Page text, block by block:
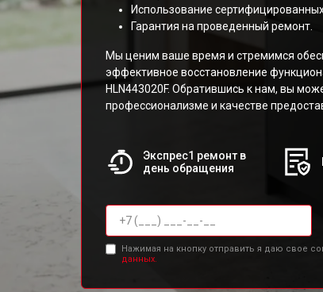
Использование сертифицированных
Гарантия на проведенный ремонт.
Мы ценим ваше время и стремимся
эффективное восстановление
HLN443020F. Обратившись к нам, вы
профессионализме и качестве
Экспрес1 ремонт в
день обращения
Нажимая на кнопку отправить я даю свое
данных.